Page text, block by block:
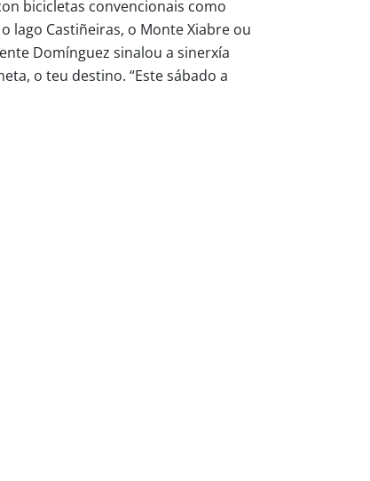
bicicletas convencionais como
lago Castiñeiras, o Monte Xiabre ou
Domínguez sinalou a sinerxía
o teu destino. “Este sábado a